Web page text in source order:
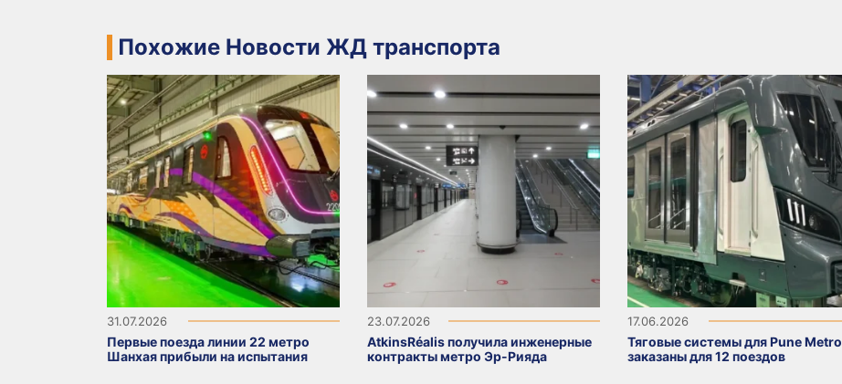
Похожие Новости ЖД транспорта
31.07.2026
Первые поезда линии 22 метро
Шанхая прибыли на испытания
23.07.2026
AtkinsRéalis получила инженерные
контракты метро Эр-Рияда
17.06.2026
Тяговые системы для Pune Metro
заказаны для 12 поездов